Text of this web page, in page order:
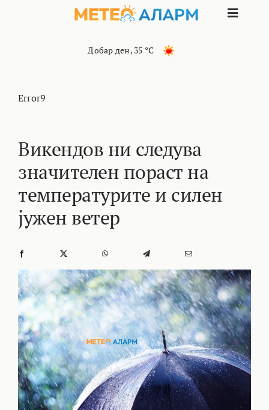
Toggle
КОНТАКТ
Добар ден, 35 °C
Error9
Викендов ни следува
значителен пораст на
температурите и силен
јужен ветер